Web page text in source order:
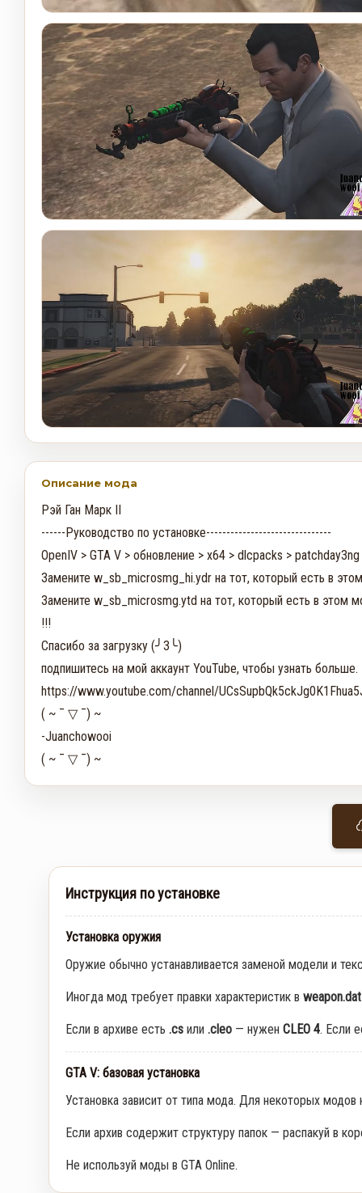
Описание мода
Рэй Ган Марк II
------Руководство по установке-------------------------------
OpenIV > GTA V > обновление > x64 > dlcpacks >
Замените w_sb_microsmg_hi.ydr на тот, который есть в
Замените w_sb_microsmg.ytd на тот, который есть в этом
!!!
Спасибо за загрузку (╯3╰)
подпишитесь на мой аккаунт YouTube, чтобы узнать больше.
https://www.youtube.com/channel/
( ~ ¯ ▽ ¯) ~
-Juanchowooi
( ~ ¯ ▽ ¯) ~
Инструкция по установке
Установка оружия
Оружие обычно устанавливается заменой модели и
Иногда мод требует правки характеристик в weapon.dat
Если в архиве есть .cs или .cleo — нужен CLEO 4. Если
GTA V: базовая установка
Установка зависит от типа мода. Для некоторых
Если архив содержит структуру папок — распакуй в
Не используй моды в GTA Online.